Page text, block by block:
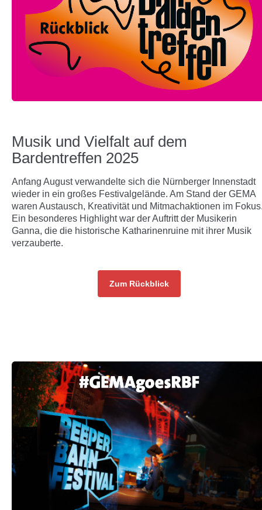
Musik und Vielfalt auf dem
Bardentreffen 2025
Anfang August verwandelte sich die Nürnberger Innenstadt
wieder in ein großes Festivalgelände. Am Stand der GEMA
waren Austausch, Kreativität und Mitmachaktionen im
Ein besonderes Highlight war der Auftritt der Musikerin
Ganna, die die historische Katharinenruine mit ihrer Musik
verzauberte.
Zum Rückblick